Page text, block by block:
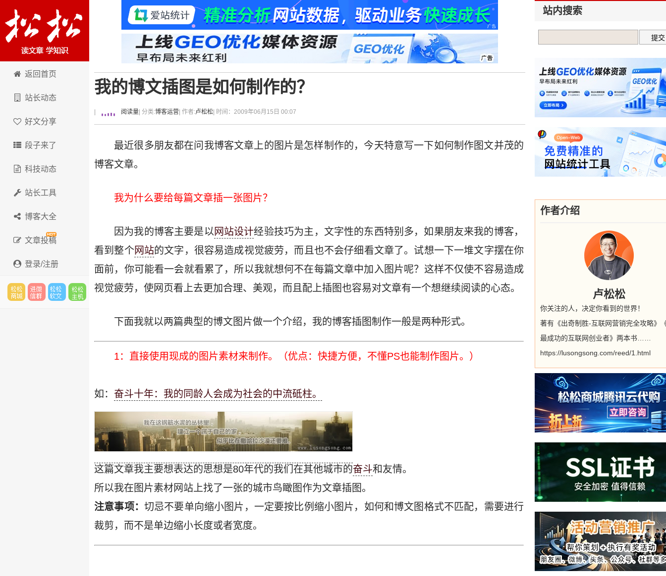
卢松松博客
返回首页
站长动态
好文分享
段子来了
科技动态
站长工具
博客大全
文章投稿
登录/注册
我的博文插图是如何制作的？
阅读量 | 分类:博客运营 | 作者:卢松松 | 时间：2009年06月15日 00:07
最近很多朋友都在问我博客文章上的图片是怎样制作的，今天特意写一下如何制作图文并茂的
博客文章。
我为什么要给每篇文章插一张图片？
因为我的博客主要是以网站设计经验技巧为主，文字性的东西特别多，如果朋友来我的博客，
看到整个网站的文字，很容易造成视觉疲劳，而且也不会仔细看文章了。试想一下一堆文字摆在你
面前，你可能看一会就看累了，所以我就想何不在每篇文章中加入图片呢？这样不仅使不容易造成
视觉疲劳，使网页看上去更加合理、美观，而且配上插图也容易对文章有一个想继续阅读的心态。
下面我就以两篇典型的博文图片做一个介绍，我的博客插图制作一般是两种形式。
1：直接使用现成的图片素材来制作。（优点：快捷方便，不懂PS也能制作图片。）
如： 奋斗十年：我的同龄人会成为社会的中流砥柱。
这篇文章我主要想表达的思想是80年代的我们在其他城市的奋斗和友情。
所以我在图片素材网站上找了一张的城市鸟瞰图作为文章插图。
注意事项： 切忌不要单向缩小图片，一定要按比例缩小图片，如何和博文图格式不匹配，需要进行
裁剪，而不是单边缩小长度或者宽度。
站内搜索
作者介绍
卢松松
你关注的人，决定你看到的世界！
著有《出奇制胜-互联网营销完全攻略》
最成功的互联网创业者》两本书……
https://lusongsong.com/reed/1.html